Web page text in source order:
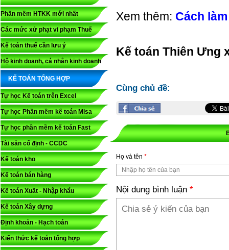
Phần mềm HTKK mới nhất
Các mức xử phạt vi phạm Thuế
Kế toán thuế cần lưu ý
Hộ kinh doanh, cá nhân kinh doanh
KẾ TOÁN TỔNG HỢP
Tự học Kế toán trên Excel
Tự học Phần mềm kế toán Misa
Tự học phần mềm kế toán Fast
Tài sản cố định - CCDC
Kế toán kho
Kế toán bán hàng
Kế toán Xuất - Nhập khẩu
Kế toán Xây dựng
Định khoản - Hạch toán
Kiến thức kế toán tổng hợp
Xem thêm: Cách
Kế toán Thiên Ưng
Cùng chủ đề:
Họ và tên *
Nội dung bình luận *